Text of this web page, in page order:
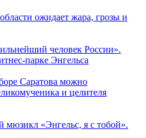
ожидает жара, грозы и
человек России».
парке Энгельса
Саратова можно
и целителя
мюзикл «Энгельс, я с тобой».